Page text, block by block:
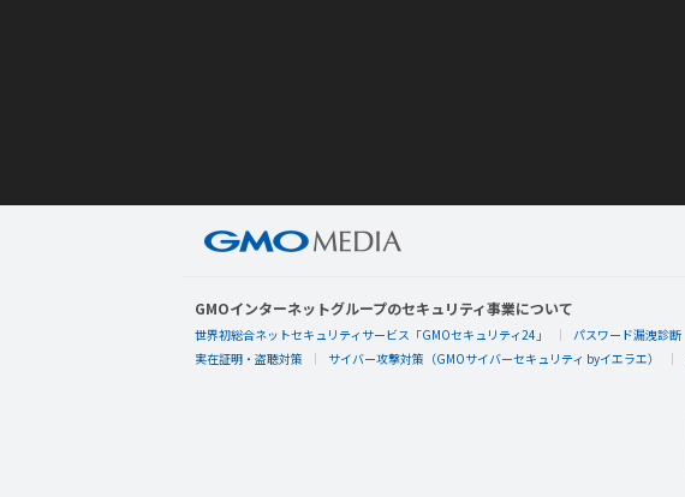
GMOインターネットグループのセキュリティ事業について
世界初総合ネットセキュリティサービス「GMOセキュリティ24」 パスワード漏洩診断
実在証明・盗聴対策
サイバー攻撃対策（GMOサイバーセキュリティ byイエラエ）